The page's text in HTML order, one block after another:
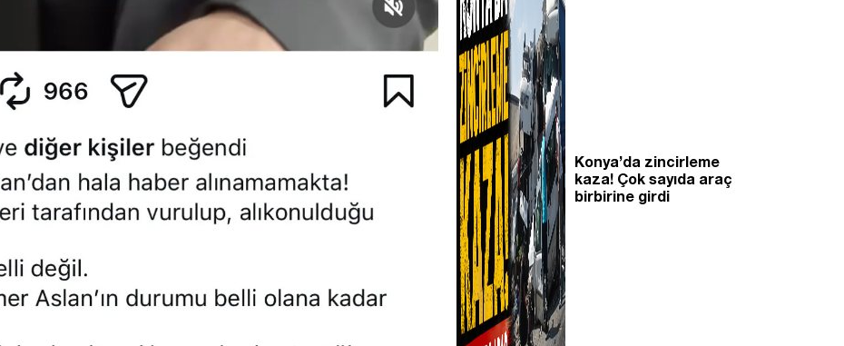
Konya’da zincirleme
kaza! Çok sayıda araç
birbirine girdi